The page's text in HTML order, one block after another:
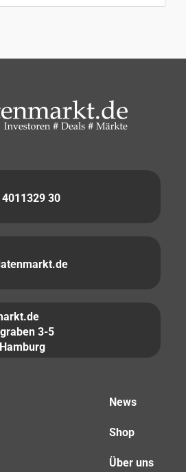
30
3-5
News
Shop
Über uns